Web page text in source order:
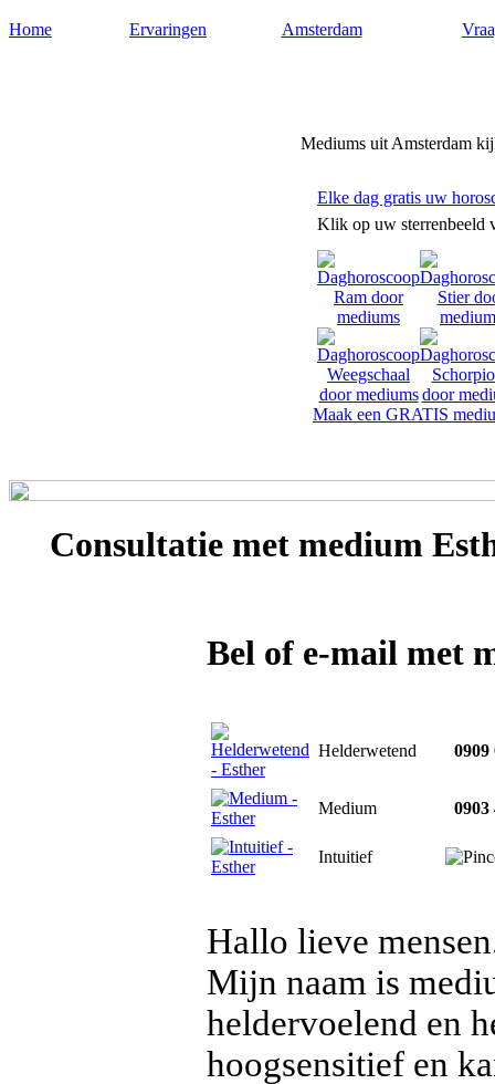
Home Ervaringen Amsterdam
Mediums uit Amsterdam
Elke dag gratis uw
Klik op uw sterrenbeeld
Maak een GRATIS
Consultatie met medium
Bel of e-mail met
Helderwetend 0909
Medium 0903
Intuitief
Hallo lieve
Mijn naam is
heldervoelend en
hoogsensitief en